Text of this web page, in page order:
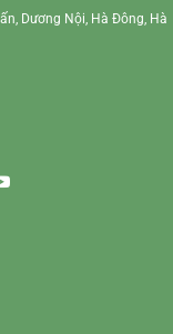
Dương Nội, Hà Đông, Hà